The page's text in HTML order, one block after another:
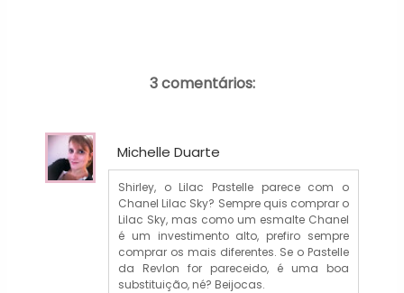
3 comentários:
Michelle Duarte
Shirley, o Lilac Pastelle parece com o
Chanel Lilac Sky? Sempre quis comprar o
Lilac Sky, mas como um esmalte Chanel
é um investimento alto, prefiro sempre
comprar os mais diferentes. Se o Pastelle
da Revlon for pareceido, é uma boa
substituição, né? Beijocas.